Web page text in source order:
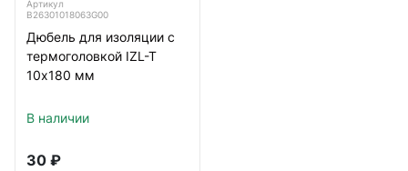
Артикул
B26301018063G00
Дюбель для изоляции с
термоголовкой IZL-T
10х180 мм
В наличии
30 ₽